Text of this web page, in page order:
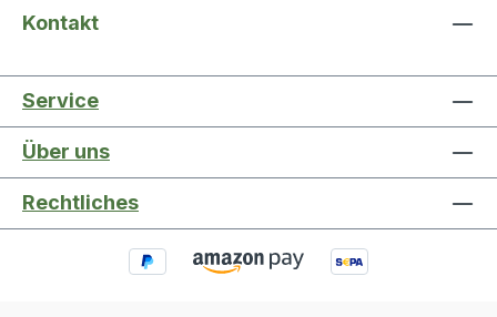
Kontakt
Service
Über uns
Rechtliches